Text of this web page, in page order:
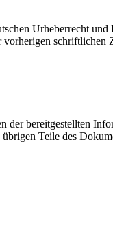
Urheberrecht
bereitgestellten
Teile des